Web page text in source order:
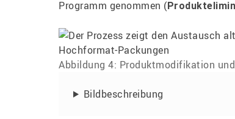
Programm genommen (
Abbildung 4: Produktmodifikation
Bildbeschreibung